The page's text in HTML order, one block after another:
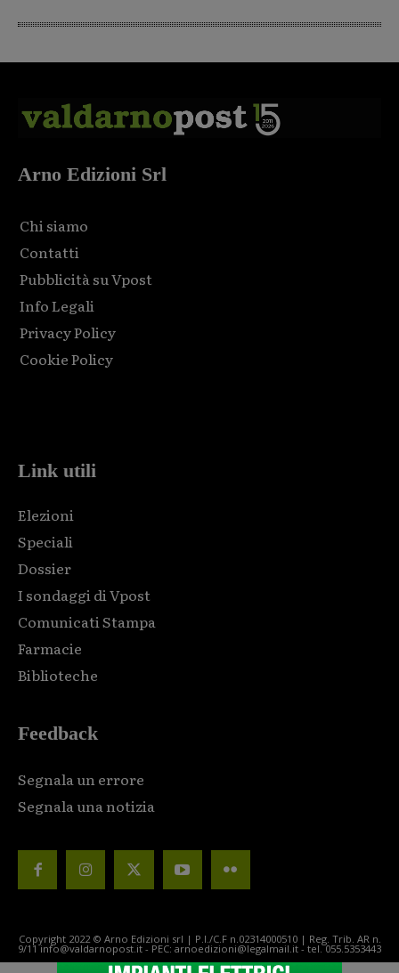
Arno Edizioni Srl
Chi siamo
Contatti
Pubblicità su Vpost
Info Legali
Privacy Policy
Cookie Policy
Link utili
Elezioni
Speciali
Dossier
I sondaggi di Vpost
Comunicati Stampa
Farmacie
Biblioteche
Feedback
Segnala un errore
Segnala una notizia
Copyright 2022 © Arno Edizioni srl | P.I./C.F n.02314000510 | Reg. Trib. AR n.
9/11 info@valdarnopost.it - PEC: arnoedizioni@legalmail.it - tel. 055.5353443